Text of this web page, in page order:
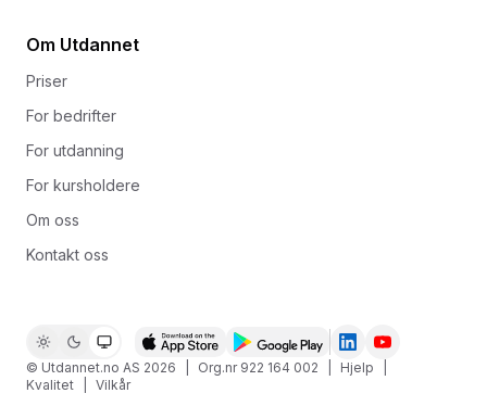
Om Utdannet
Priser
For bedrifter
For utdanning
For kursholdere
Om oss
Kontakt oss
© Utdannet.no AS 2026 Org.nr 922 164 002 Hjelp
Kvalitet
Vilkår